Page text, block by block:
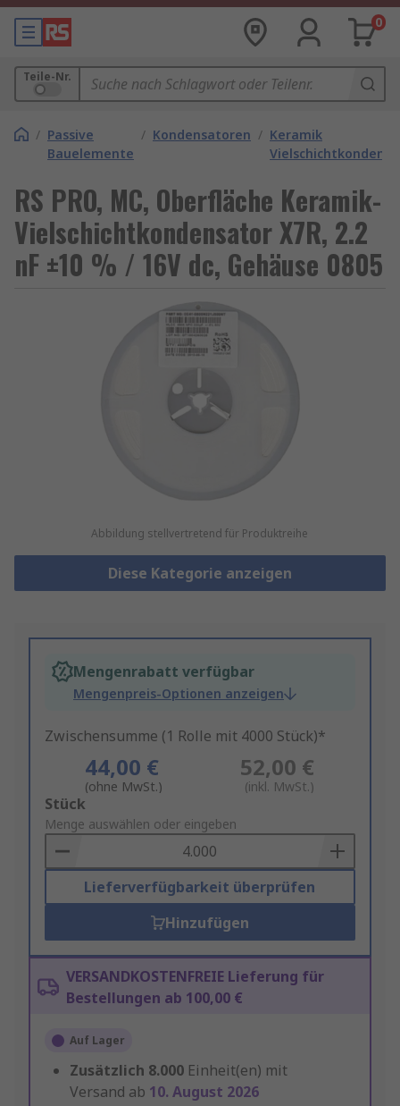
0
Teile-Nr.
/ Passive
Bauelemente
/ Kondensatoren / Keramik
RS PRO, MC, Oberfläche Keramik-
Vielschichtkondensator X7R, 2.2
nF ±10 % / 16V dc, Gehäuse 0805
Abbildung stellvertretend für Produktreihe
Diese Kategorie anzeigen
Mengenrabatt verfügbar
Mengenpreis-Optionen anzeigen
Zwischensumme (1 Rolle mit 4000 Stück)*
44,00 €
(ohne MwSt.)
52,00 €
(inkl. MwSt.)
Add
to
Basket
Stück
Menge auswählen oder eingeben
Lieferverfügbarkeit überprüfen
Hinzufügen
VERSANDKOSTENFREIE Lieferung für
Bestellungen ab 100,00 €
Auf Lager
Zusätzlich 8.000 Einheit(en) mit
Versand ab 10. August 2026